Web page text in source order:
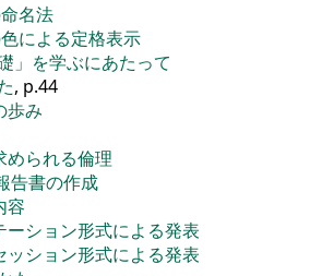
名法
による定格表示
」を学ぶにあたって
, p.44
歩み
められる倫理
告書の作成
容
ーション形式による発表
ッション形式による発表